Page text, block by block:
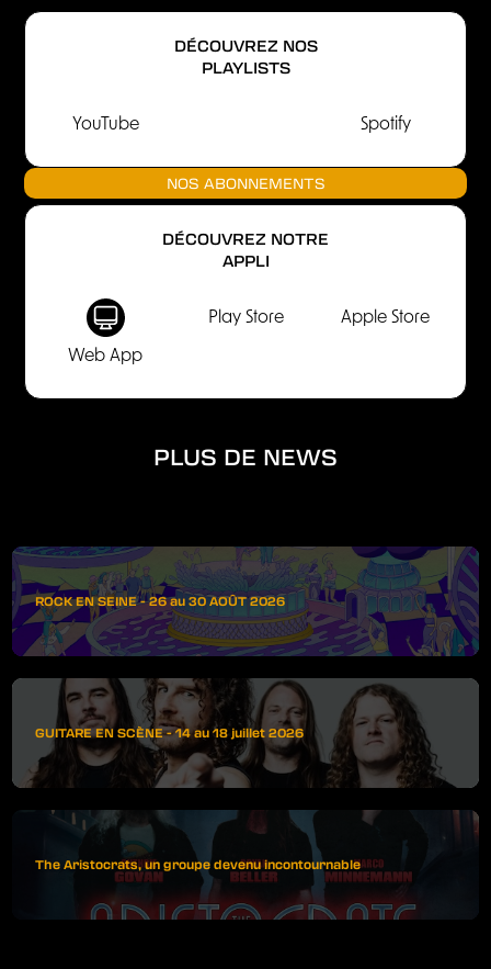
DÉCOUVREZ NOS
PLAYLISTS
YouTube Spotify
NOS ABONNEMENTS
DÉCOUVREZ NOTRE
APPLI
Web App
Play Store Apple Store
PLUS DE NEWS
ROCK EN SEINE - 26 au 30 AOÛT 2026
GUITARE EN SCÈNE - 14 au 18 juillet 2026
The Aristocrats, un groupe devenu incontournable